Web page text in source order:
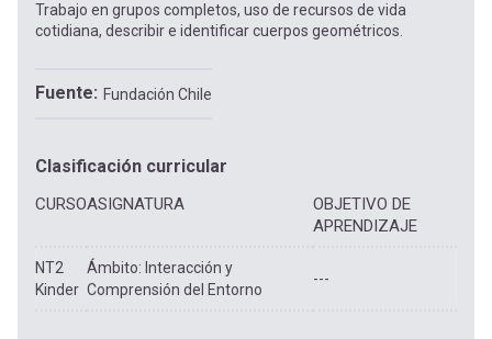
Trabajo en grupos completos, uso de recursos de vida
cotidiana, describir e identificar cuerpos geométricos.
Fuente Fundación Chile
Clasificación curricular
CURSOASIGNATURA
OBJETIVO DE
APRENDIZAJE
NT2
Kinder
Ámbito: Interacción y
Comprensión del Entorno
---